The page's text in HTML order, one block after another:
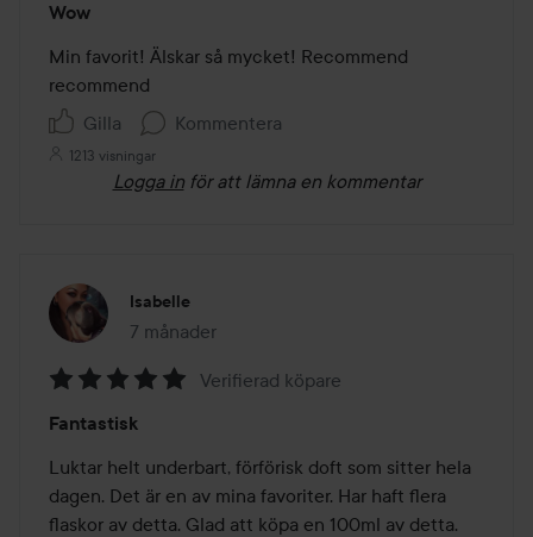
5
av
5
Wow
Min favorit! Älskar så mycket! Recommend
recommend
Gilla
Kommentera
1213 visningar
Logga in för att lämna en kommentar
Isabelle
7 månader
Inlägget skapades 7 månader
5
av
5
Verifierad köpare
Fantastisk
Luktar helt underbart, förförisk doft som sitter hela
dagen. Det är en av mina favoriter. Har haft flera
flaskor av detta. Glad att köpa en 100ml av detta.